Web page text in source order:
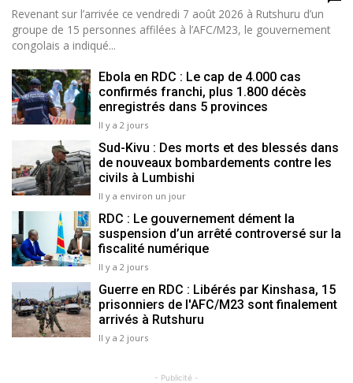
Revenant sur l’arrivée ce vendredi 7 août 2026 à Rutshuru d’un
groupe de 15 personnes affilées à l’AFC/M23, le gouvernement
congolais a indiqué...
Ebola en RDC : Le cap de 4.000 cas
confirmés franchi, plus 1.800 décès
enregistrés dans 5 provinces
Il y a 2 jours
Sud-Kivu : Des morts et des blessés dans
de nouveaux bombardements contre les
civils à Lumbishi
Il y a environ un jour
RDC : Le gouvernement dément la
suspension d’un arrêté controversé sur la
fiscalité numérique
Il y a 2 jours
Guerre en RDC : Libérés par Kinshasa, 15
prisonniers de l'AFC/M23 sont finalement
arrivés à Rutshuru
Il y a 2 jours
- Publicité -